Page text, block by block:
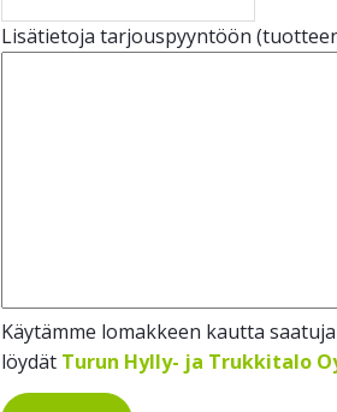
Lisätietoja tarjouspyyntöön
Käytämme lomakkeen kautta
löydät Turun Hylly- ja Trukkitalo